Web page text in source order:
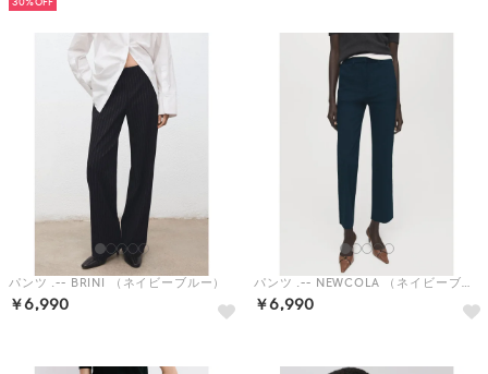
30%
パンツ .-- BRINI （ネイビーブルー）
￥6,990
パンツ .-- NEWCOLA （ネイビーブルー）
￥6,990